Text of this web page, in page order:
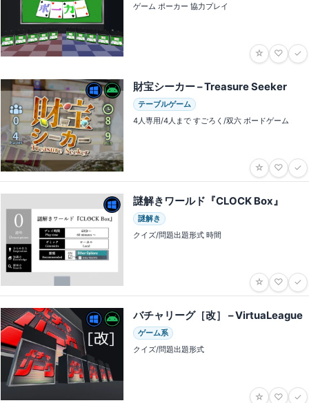
ゲーム ポーカー 協力プレイ
☆ ♡ ✓
財宝シーカー – Treasure Seeker
テーブルゲーム
4人専用/4人まで すごろく/双六 ボードゲーム
☆ ♡ ✓
謎解きワールド『CLOCK Box』
謎解き
クイズ/問題出題形式 時間
☆ ♡ ✓
バチャリーグ［改］ – VirtuaLeague
ゲーム系
クイズ/問題出題形式
☆ ♡ ✓